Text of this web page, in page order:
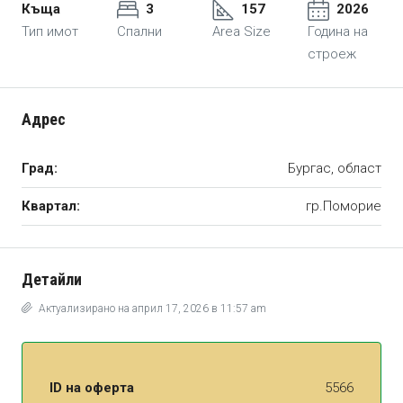
Къща
Тип имот
3
Спални
157
Area Size
2026
Година на
строеж
Адрес
Град: Бургас, област
Квартал: гр.Поморие
Детайли
Актуализирано на април 17, 2026 в 11:57 am
ID на оферта 5566